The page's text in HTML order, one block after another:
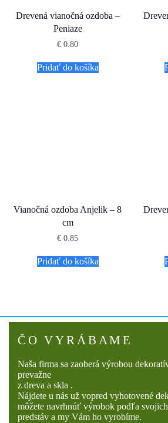
Drevená vianočná ozdoba –
Peniaze
€ 0.80
Pridať do košíka
Vianočná ozdoba Anjelik – 8
cm
€ 0.85
Pridať do košíka
ČO VYRÁBAME
Naša firma sa zaoberá výrobou
prevažne
z dreva a skla .
Nájdete u nás už vopred vyhotovené
môžete navrhnúť výrobok podľa svojich
predstáv a my Vám ho vyrobíme.